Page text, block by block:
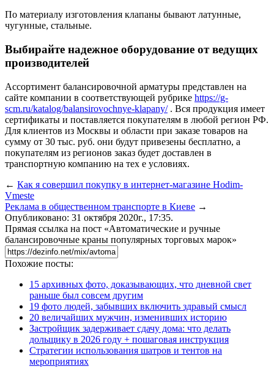
По материалу изготовления клапаны бывают латунные,
чугунные, стальные.
Выбирайте надежное оборудование от ведущих
производителей
Ассортимент балансировочной арматуры представлен на
сайте компании в соответствующей рубрике https://g-
scm.ru/katalog/balansirovochnye-klapany/. Вся продукция имеет
сертификаты и поставляется покупателям в любой регион РФ.
Для клиентов из Москвы и области при заказе товаров на
сумму от 30 тыс. руб. они будут привезены бесплатно, а
покупателям из регионов заказ будет доставлен в
транспортную компанию на тех е условиях.
← Как я совершил покупку в интернет-магазине Hodim-
Vmeste
Реклама в общественном транспорте в Киеве →
Опубликовано: 31 октября 2020г., 17:35.
Прямая ссылка на пост «Автоматические и ручные
балансировочные краны популярных торговых марок»
Похожие посты:
15 архивных фото, доказывающих, что дневной свет
раньше был совсем другим
19 фото людей, забывших включить здравый смысл
20 величайших мужчин, изменивших историю
Застройщик задерживает сдачу дома: что делать
дольщику в 2026 году + пошаговая инструкция
Стратегии использования шатров и тентов на
мероприятиях